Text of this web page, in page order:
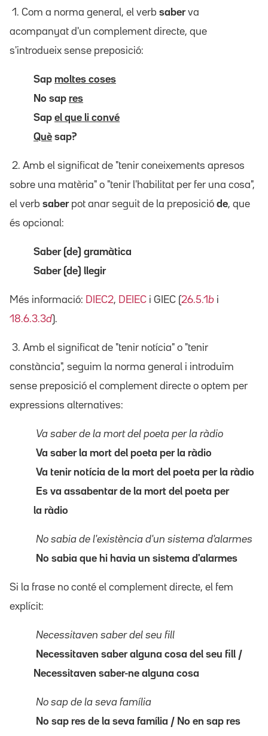
1. Com a norma general, el verb saberva
acompanyat d'un complement directe, que
s'introdueix sense preposició:
Sap moltes coses
No sap res
Sap el que li convé
Què sap?
2. Amb el significat de "tenir coneixements apresos
sobre una matèria" o "tenir l'habilitat per fer una cosa",
el verb saberpot anar seguit de la preposició de, que
és opcional:
Saber (de) gramàtica
Saber (de) llegir
Més informació: DIEC2, DEIEC i GIEC (26.5.1b i
18.6.3.3d).
3. Amb el significat de "tenir notícia" o "tenir
constància", seguim la norma general i introduïm
sense preposició el complement directe o optem per
expressions alternatives:
Va saber de la mort del poeta per la ràdio
Va saber la mort del poeta per la ràdio
Va tenir notícia de la mort del poeta per la ràdio
Es va assabentar de la mort del poeta per
la ràdio
No sabia de l'existència d'un sistema d'alarmes
No sabia que hi havia un sistema d'alarmes
Si la frase no conté el complement directe, el fem
explícit:
Necessitaven saber del seu fill
Necessitaven saber alguna cosa del seu fill /
Necessitaven saber-ne alguna cosa
No sap de la seva família
No sap res de la seva família / No en sap res